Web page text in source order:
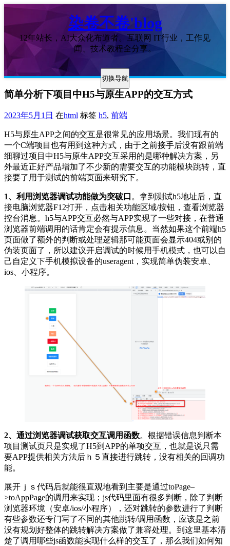
染卷不卷'blog
12年站长，AI大众化布道者。互联网 IT行业，工作见
闻、技术教程全分享。
切换导航
简单分析下项目中H5与原生APP的交互方式
2023年5月1日 在html 标签 h5, 前端
H5与原生APP之间的交互是很常见的应用场景。我们现有的
一个C端项目也有用到这种方式，由于之前接手后没有跟前端
细聊过项目中H5与原生APP交互采用的是哪种解决方案，另
外最近正好产品增加了不少新的需要交互的功能模块跳转，直
接要了用于测试的前端页面来研究下。
1、利用浏览器调试功能做为突破口 。拿到测试h5地址后，直
接电脑浏览器F12打开，点击相关功能区域/按钮，查看浏览器
控台消息。h5与APP交互必然与APP实现了一些对接，在普通
浏览器前端调用的话肯定会有提示信息。当然如果这个前端h5
页面做了额外的判断或处理逻辑那可能页面会显示404或别的
伪装页面了，所以建议开启调试的时候用手机模式，也可以自
己自定义下手机模拟设备的useragent，实现简单伪装安卓、
ios、小程序。
2、通过浏览器调试获取交互调用函数。根据错误信息判断本
项目测试页只是实现了H5到APP的单项交互，也就是说只需
要APP提供相关方法后ｈ５直接进行跳转，没有相关的回调功
能。
展开ｊｓ代码后就能很直观地看到主要是通过toPage–
>toAppPage的调用来实现；js代码里面有很多判断，除了判断
浏览器环境（安卓/ios/小程序），还对跳转的参数进行了判断
有些参数还专门写了不同的其他跳转/调用函数，应该是之前
没有规划好整体的跳转解决方案做了兼容处理。到这里基本清
楚了调用哪些js函数能实现什么样的交互了，那么我们如何知